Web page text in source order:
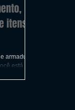
itens
armaduras
está tendo